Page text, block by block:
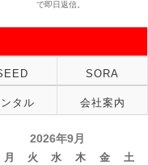
で即日返信。
SORA
タル 会社案内
2026年9月
月 火 水 木 金
土